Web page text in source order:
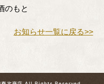
のもと
お知らせ一覧に戻る>>